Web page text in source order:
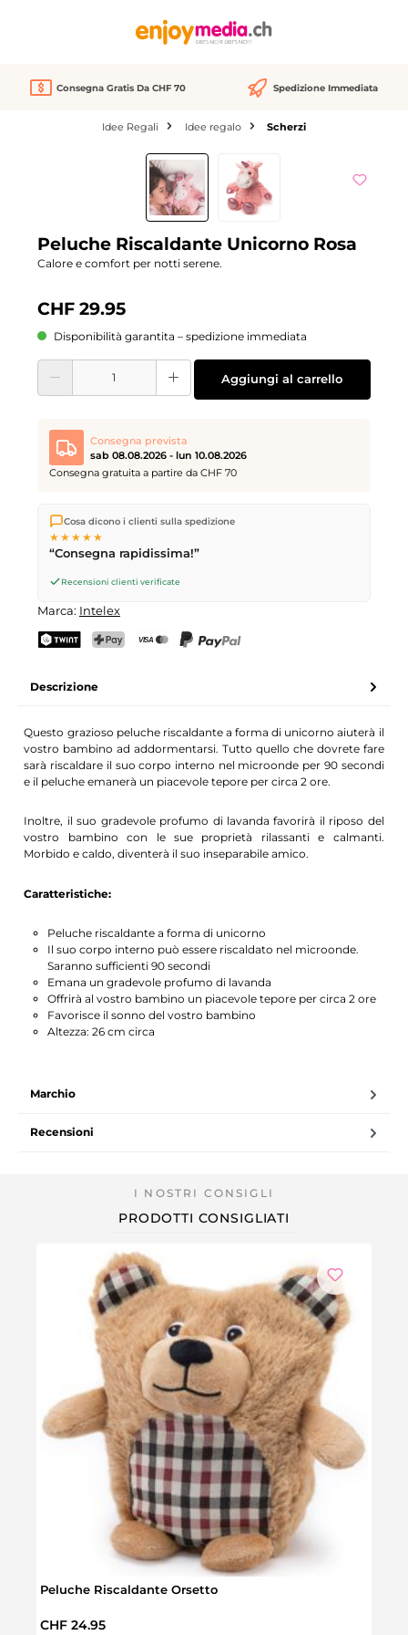
Consegna Gratis Da CHF 70 Spedizione Immediata
Idee Regali Idee regalo Scherzi
Salta la galleria di immagini
Peluche Riscaldante Unicorno Rosa
Calore e comfort per notti serene.
CHF 29.95
Disponibilità garantita – spedizione immediata
Quantità del prodotto: inserisci la quantità desiderata o usa i pulsanti per
Aggiungi al carrello
Consegna prevista
sab 08.08.2026 - lun 10.08.2026
Consegna gratuita a partire da CHF 70
Spediamo direttamente dal nostro magazzino a Kriens, in
Svizzera.Consegna gratuitaa partire da
effettuati entro le
giorno lavorativo successivo
venerdì, ore 17.
Cosa dicono i clienti sulla spedizione
★★★★★
“Consegna rapidissima!”
Recensioni clienti verificate
Marca: Intelex
Descrizione
Questo grazioso peluche riscaldante a forma di unicorno aiuterà il
vostro bambino ad addormentarsi. Tutto quello che dovrete fare
sarà riscaldare il suo corpo interno nel microonde per 90 secondi
e il peluche emanerà un piacevole tepore per circa 2 ore.
Inoltre, il suo gradevole profumo di lavanda favorirà il riposo del
vostro bambino con le sue proprietà rilassanti e calmanti.
Morbido e caldo, diventerà il suo inseparabile amico.
Caratteristiche:
Peluche riscaldante a forma di unicorno
Il suo corpo interno può essere riscaldato nel microonde.
Saranno sufficienti 90 secondi
Emana un gradevole profumo di lavanda
Offrirà al vostro bambino un piacevole tepore per circa 2 ore
Favorisce il sonno del vostro bambino
Altezza: 26 cm circa
Marchio
Recensioni
PRODOTTI CONSIGLIATI
Peluche Riscaldante Orsetto
Prezzo normale:
CHF 24.95